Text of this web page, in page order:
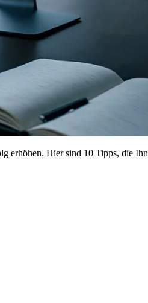
erhöhen. Hier sind 10 Tipps, die